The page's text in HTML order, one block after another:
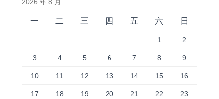
2026 年 8 月
一 二 三 四 五 六 日
1 2
3 4 5 6 7 8 9
10 11 12 13 14 15 16
17 18 19 20 21 22 23